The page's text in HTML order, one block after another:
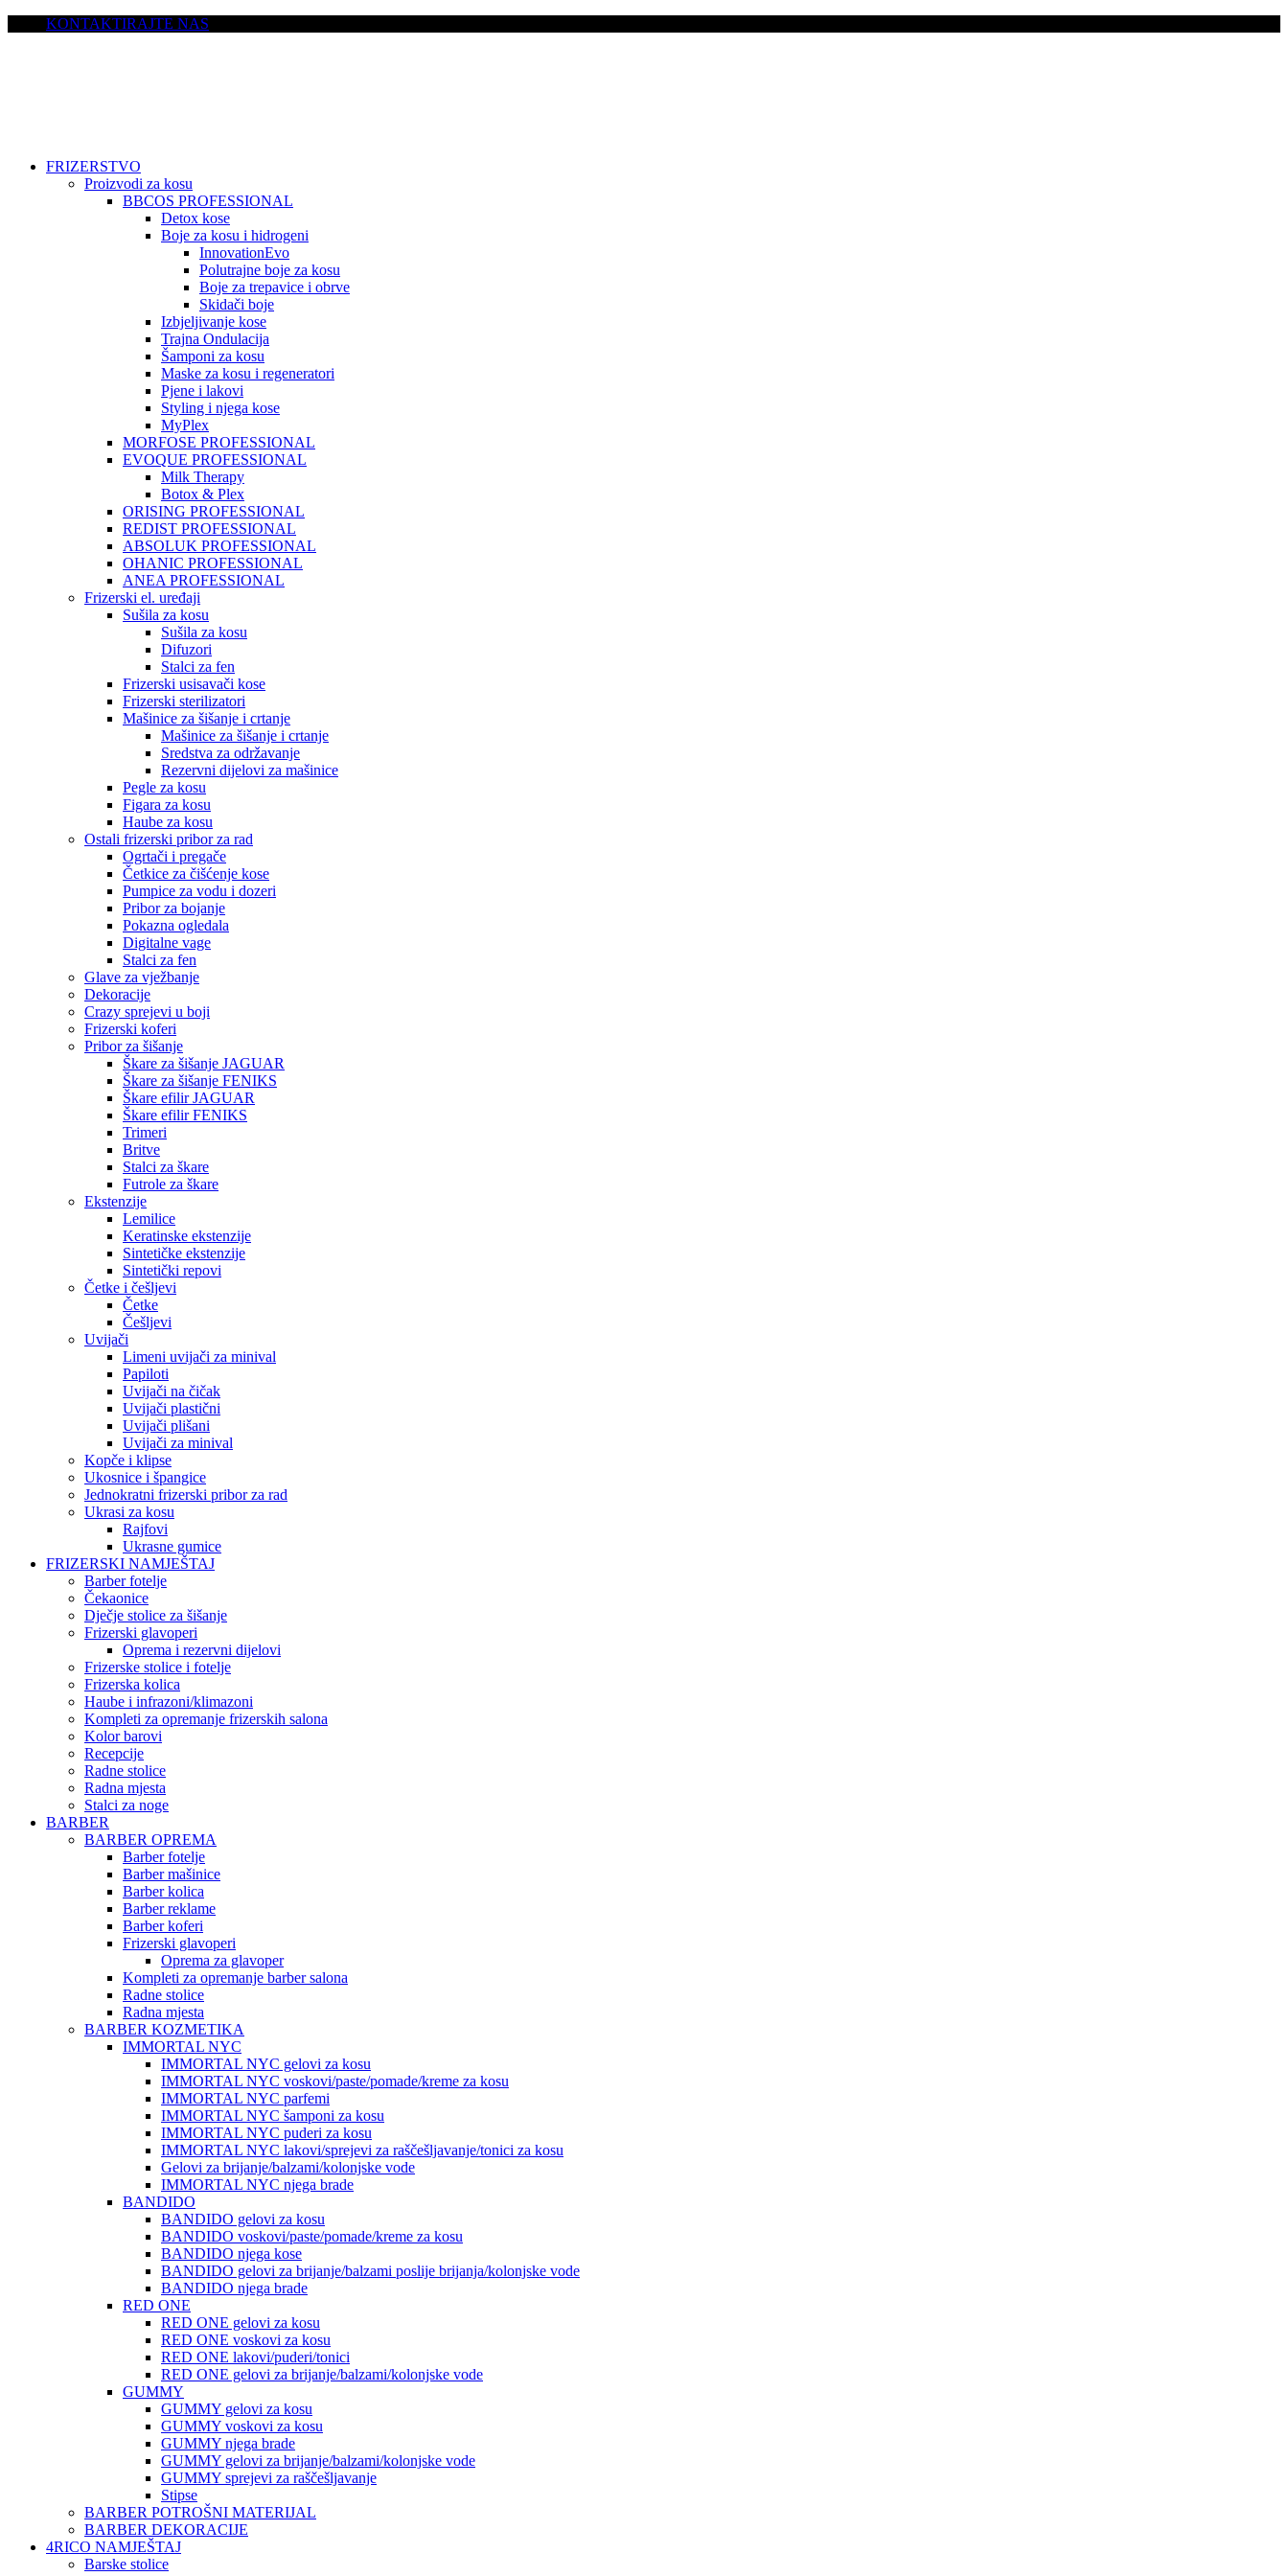
KONTAKTIRAJTE NAS
FRIZERSTVO
Proizvodi za kosu
BBCOS PROFESSIONAL
Detox kose
Boje za kosu i hidrogeni
InnovationEvo
Polutrajne boje za kosu
Boje za trepavice i obrve
Skidači boje
Izbjeljivanje kose
Trajna Ondulacija
Šamponi za kosu
Maske za kosu i regeneratori
Pjene i lakovi
Styling i njega kose
MyPlex
MORFOSE PROFESSIONAL
EVOQUE PROFESSIONAL
Milk Therapy
Botox & Plex
ORISING PROFESSIONAL
REDIST PROFESSIONAL
ABSOLUK PROFESSIONAL
OHANIC PROFESSIONAL
ANEA PROFESSIONAL
Frizerski el. uređaji
Sušila za kosu
Sušila za kosu
Difuzori
Stalci za fen
Frizerski usisavači kose
Frizerski sterilizatori
Mašinice za šišanje i crtanje
Mašinice za šišanje i crtanje
Sredstva za održavanje
Rezervni dijelovi za mašinice
Pegle za kosu
Figara za kosu
Haube za kosu
Ostali frizerski pribor za rad
Ogrtači i pregače
Četkice za čišćenje kose
Pumpice za vodu i dozeri
Pribor za bojanje
Pokazna ogledala
Digitalne vage
Stalci za fen
Glave za vježbanje
Dekoracije
Crazy sprejevi u boji
Frizerski koferi
Pribor za šišanje
Škare za šišanje JAGUAR
Škare za šišanje FENIKS
Škare efilir JAGUAR
Škare efilir FENIKS
Trimeri
Britve
Stalci za škare
Futrole za škare
Ekstenzije
Lemilice
Keratinske ekstenzije
Sintetičke ekstenzije
Sintetički repovi
Četke i češljevi
Četke
Češljevi
Uvijači
Limeni uvijači za minival
Papiloti
Uvijači na čičak
Uvijači plastični
Uvijači plišani
Uvijači za minival
Kopče i klipse
Ukosnice i špangice
Jednokratni frizerski pribor za rad
Ukrasi za kosu
Rajfovi
Ukrasne gumice
FRIZERSKI NAMJEŠTAJ
Barber fotelje
Čekaonice
Dječje stolice za šišanje
Frizerski glavoperi
Oprema i rezervni dijelovi
Frizerske stolice i fotelje
Frizerska kolica
Haube i infrazoni/klimazoni
Kompleti za opremanje frizerskih salona
Kolor barovi
Recepcije
Radne stolice
Radna mjesta
Stalci za noge
BARBER
BARBER OPREMA
Barber fotelje
Barber mašinice
Barber kolica
Barber reklame
Barber koferi
Frizerski glavoperi
Oprema za glavoper
Kompleti za opremanje barber salona
Radne stolice
Radna mjesta
BARBER KOZMETIKA
IMMORTAL NYC
IMMORTAL NYC gelovi za kosu
IMMORTAL NYC voskovi/paste/pomade/kreme za kosu
IMMORTAL NYC parfemi
IMMORTAL NYC šamponi za kosu
IMMORTAL NYC puderi za kosu
IMMORTAL NYC lakovi/sprejevi za raščešljavanje/tonici za kosu
Gelovi za brijanje/balzami/kolonjske vode
IMMORTAL NYC njega brade
BANDIDO
BANDIDO gelovi za kosu
BANDIDO voskovi/paste/pomade/kreme za kosu
BANDIDO njega kose
BANDIDO gelovi za brijanje/balzami poslije brijanja/kolonjske vode
BANDIDO njega brade
RED ONE
RED ONE gelovi za kosu
RED ONE voskovi za kosu
RED ONE lakovi/puderi/tonici
RED ONE gelovi za brijanje/balzami/kolonjske vode
GUMMY
GUMMY gelovi za kosu
GUMMY voskovi za kosu
GUMMY njega brade
GUMMY gelovi za brijanje/balzami/kolonjske vode
GUMMY sprejevi za raščešljavanje
Stipse
BARBER POTROŠNI MATERIJAL
BARBER DEKORACIJE
4RICO NAMJEŠTAJ
Barske stolice